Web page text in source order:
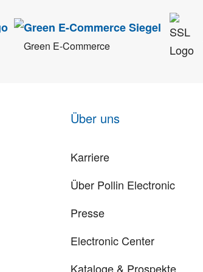
Green E-Commerce
Über uns
Karriere
Über Pollin Electronic
Presse
Electronic Center
Kataloge & Prospekte